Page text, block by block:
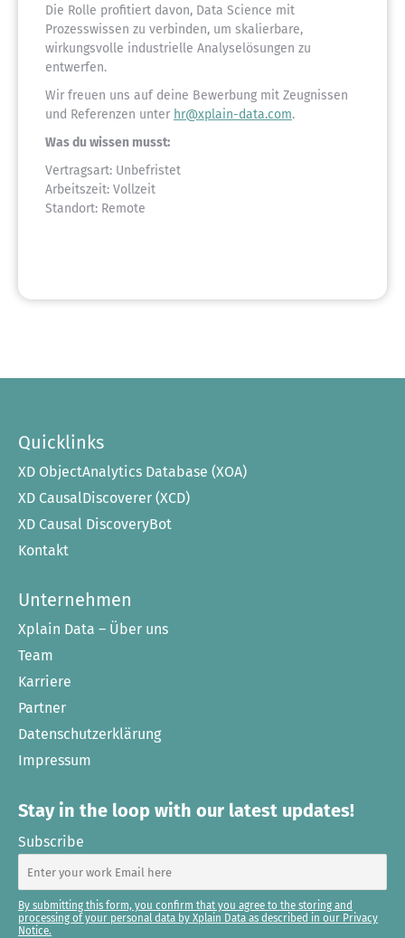
Die Rolle profitiert davon, Data Science mit
Prozesswissen zu verbinden, um skalierbare,
wirkungsvolle industrielle Analyselösungen zu
entwerfen.
Wir freuen uns auf deine Bewerbung mit Zeugnissen
und Referenzen unter hr@xplain-data.com.
Was du wissen musst:
Vertragsart: Unbefristet
Arbeitszeit: Vollzeit
Standort: Remote
Quicklinks
XD ObjectAnalytics Database (XOA)
XD CausalDiscoverer (XCD)
XD Causal DiscoveryBot
Kontakt
Unternehmen
Xplain Data – Über uns
Team
Karriere
Partner
Datenschutzerklärung
Impressum
Stay in the loop with our latest updates!
Subscribe
By submitting this form, you confirm that you agree to the storing and
processing of your personal data by Xplain Data as described in our Privacy
Notice.